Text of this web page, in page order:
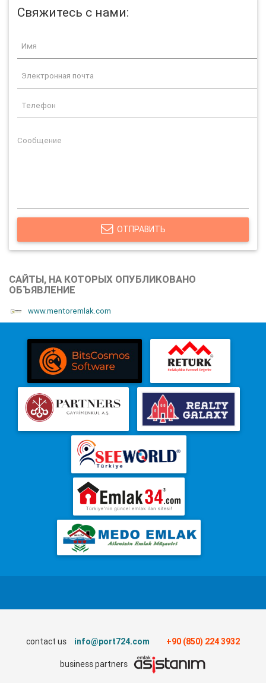
Свяжитесь с нами:
ОТПРАВИТЬ
САЙТЫ, НА КОТОРЫХ ОПУБЛИКОВАНО
ОБЪЯВЛЕНИЕ
www.mentoremlak.com
contact us info@port724.com +90 (850) 224 3932
business partners